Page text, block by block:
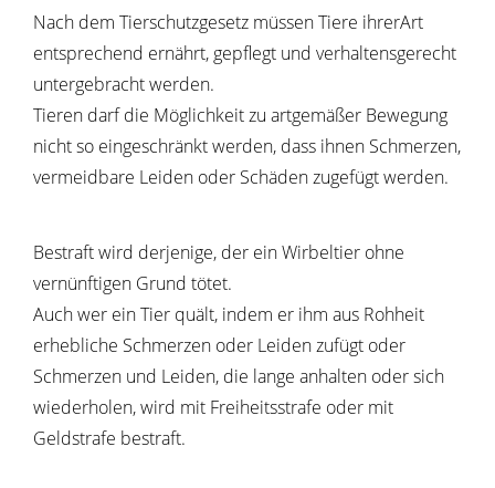
Nach dem Tierschutzgesetz müssen Tiere ihrerArt
entsprechend ernährt, gepflegt und verhaltensgerecht
untergebracht werden.
Tieren darf die Möglichkeit zu artgemäßer Bewegung
nicht so eingeschränkt werden, dass ihnen Schmerzen,
vermeidbare Leiden oder Schäden zugefügt werden.
Bestraft wird derjenige, der ein Wirbeltier ohne
vernünftigen Grund tötet.
Auch wer ein Tier quält, indem er ihm aus Rohheit
erhebliche Schmerzen oder Leiden zufügt oder
Schmerzen und Leiden, die lange anhalten oder sich
wiederholen, wird mit Freiheitsstrafe oder mit
Geldstrafe bestraft.